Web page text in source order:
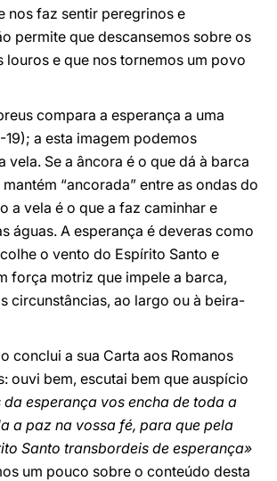
nos faz sentir peregrinos e
permite que descansemos sobre os
louros e que nos tornemos um povo
compara a esperança a uma
19); a esta imagem podemos
vela. Se a âncora é o que dá à barca
“ancorada” entre as ondas do
a vela é o que a faz caminhar e
águas. A esperança é deveras como
o vento do Espírito Santo e
força motriz que impele a barca,
circunstâncias, ao largo ou à beira-
conclui a sua Carta aos Romanos
ouvi bem, escutai bem que auspício
da esperança vos encha de toda a
a paz na vossa fé, para que pela
Santo transbordeis de esperança»
um pouco sobre o conteúdo desta